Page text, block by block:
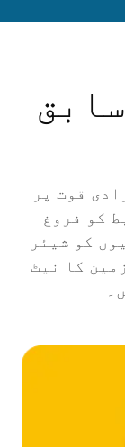
قوت پر
کو فروغ
کو شیئر
کا نیٹ